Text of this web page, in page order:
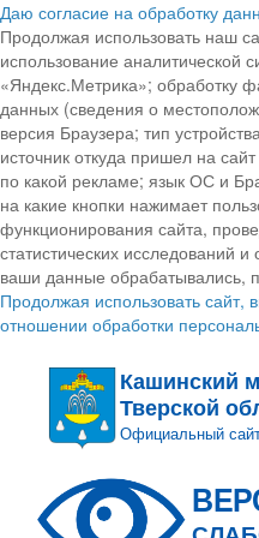
Даю согласие на обработку
Продолжая использовать наш
использование аналитической
«Яндекс.Метрика»; обработку
данных (сведения о
версия Браузера; тип
источник откуда пришел на
по какой рекламе; язык ОС и
на какие кнопки нажимает
функционирования сайта,
статистических исследований
ваши данные обрабатывались,
Продолжая использовать сайт,
отношении обработки